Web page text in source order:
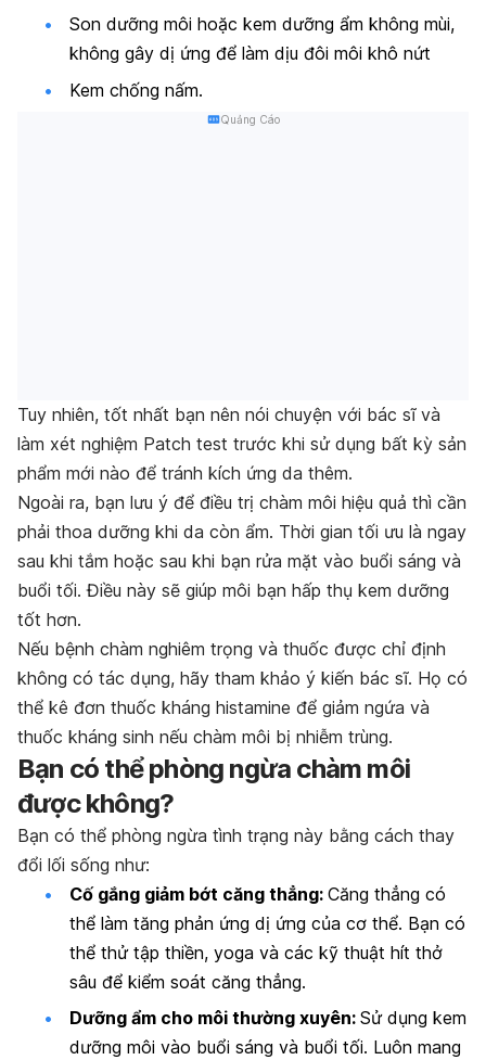
Son dưỡng môi hoặc kem dưỡng ẩm không mùi,
không gây dị ứng để làm dịu đôi môi khô nứt
Kem chống nấm.
Quảng Cáo
Tuy nhiên, tốt nhất bạn nên nói chuyện với bác sĩ và
làm xét nghiệm Patch test trước khi sử dụng bất kỳ sản
phẩm mới nào để tránh kích ứng da thêm.
Ngoài ra, bạn lưu ý để điều trị chàm môi hiệu quả thì cần
phải thoa dưỡng khi da còn ẩm. Thời gian tối ưu là ngay
sau khi tắm hoặc sau khi bạn rửa mặt vào buổi sáng và
buổi tối. Điều này sẽ giúp môi bạn hấp thụ kem dưỡng
tốt hơn.
Nếu bệnh chàm nghiêm trọng và thuốc được chỉ định
không có tác dụng, hãy tham khảo ý kiến bác sĩ. Họ có
thể kê đơn thuốc kháng histamine để giảm ngứa và
thuốc kháng sinh nếu chàm môi bị nhiễm trùng.
Bạn có thể phòng ngừa chàm môi
được không?
Bạn có thể phòng ngừa tình trạng này bằng cách thay
đổi lối sống như:
Cố gắng giảm bớt căng thẳng: Căng thẳng có
thể làm tăng phản ứng dị ứng của cơ thể. Bạn có
thể thử tập thiền, yoga và các kỹ thuật hít thở
sâu để kiểm soát căng thẳng.
Dưỡng ẩm cho môi thường xuyên: Sử dụng kem
dưỡng môi vào buổi sáng và buổi tối. Luôn mang